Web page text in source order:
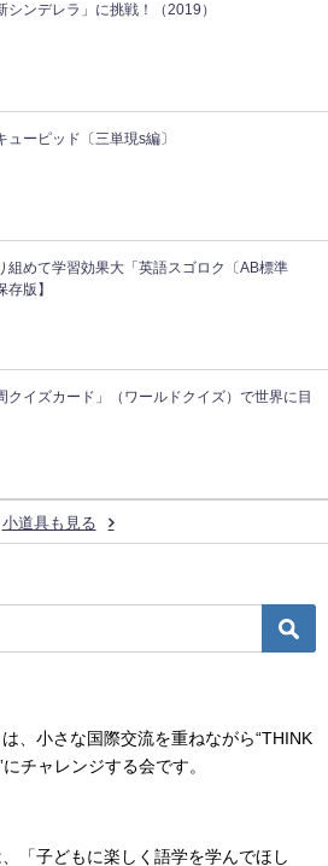
シンデレラ」に挑戦！（2019）
ューピッド〔三単現s編〕
組めて学習効果大「英語スゴロク〔AB標準
存版】
クイズカード」（ワールドクイズ）で世界に目
小道具も見る
、小さな国際交流を重ねながら“THINK
チャレンジする会です。
「子どもに楽しく語学を学んでほし